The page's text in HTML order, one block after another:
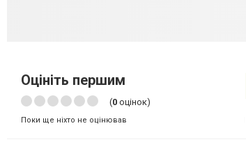
Оцініть першим
(0 оцінок)
Поки ще ніхто не оцінював